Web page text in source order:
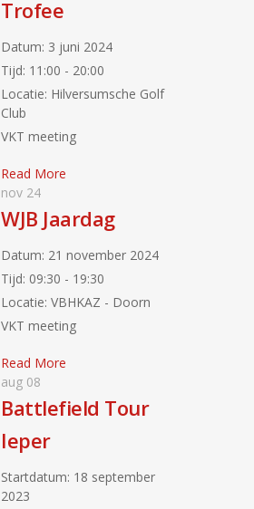
Trofee
Datum: 3 juni 2024
Tijd: 11:00 - 20:00
Locatie: Hilversumsche Golf
Club
VKT meeting
Read More
nov 24
WJB Jaardag
Datum: 21 november 2024
Tijd: 09:30 - 19:30
Locatie: VBHKAZ - Doorn
VKT meeting
Read More
aug 08
Battlefield Tour
Ieper
Startdatum: 18 september
2023